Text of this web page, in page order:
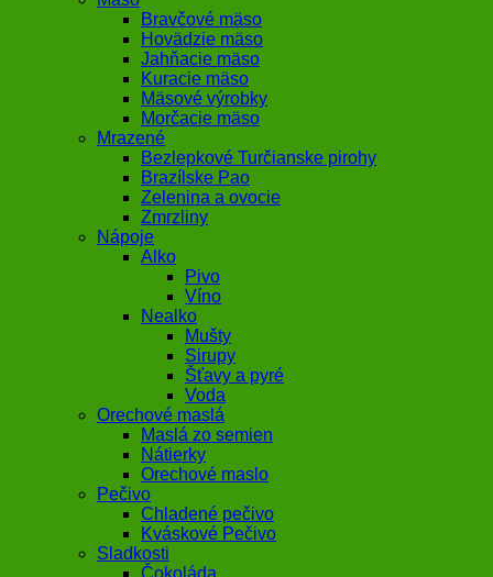
Bravčové mäso
Hovädzie mäso
Jahňacie mäso
Kuracie mäso
Mäsové výrobky
Morčacie mäso
Mrazené
Bezlepkové Turčianske pirohy
Brazílske Pao
Zelenina a ovocie
Zmrzliny
Nápoje
Alko
Pivo
Víno
Nealko
Mušty
Sirupy
Šťavy a pyré
Voda
Orechové maslá
Maslá zo semien
Nátierky
Orechové maslo
Pečivo
Chladené pečivo
Kváskové Pečivo
Sladkosti
Čokoláda